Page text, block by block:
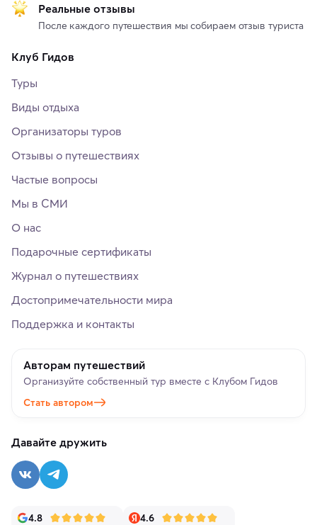
Реальные отзывы
После каждого путешествия мы собираем отзыв туриста
Клуб Гидов
Туры
Виды отдыха
Организаторы туров
Отзывы о путешествиях
Частые вопросы
Мы в СМИ
О нас
Подарочные сертификаты
Журнал о путешествиях
Достопримечательности мира
Поддержка и контакты
Авторам путешествий
Организуйте собственный тур вместе с Клубом Гидов
Стать автором
Давайте дружить
4.8 4.6